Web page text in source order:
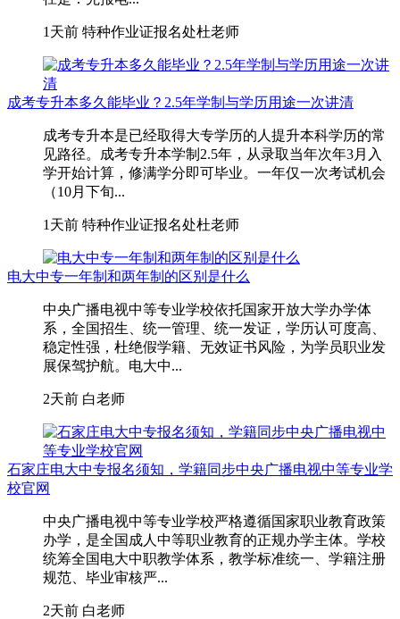
1天前 特种作业证报名处杜老师
成考专升本多久能毕业？2.5年学制与学历用途一次讲清
成考专升本是已经取得大专学历的人提升本科学历的常
见路径。成考专升本学制2.5年，从录取当年次年3月入
学开始计算，修满学分即可毕业。一年仅一次考试机会
（10月下旬...
1天前 特种作业证报名处杜老师
电大中专一年制和两年制的区别是什么
中央广播电视中等专业学校依托国家开放大学办学体
系，全国招生、统一管理、统一发证，学历认可度高、
稳定性强，杜绝假学籍、无效证书风险，为学员职业发
展保驾护航。电大中...
2天前 白老师
石家庄电大中专报名须知，学籍同步中央广播电视中等专业学
校官网
中央广播电视中等专业学校严格遵循国家职业教育政策
办学，是全国成人中等职业教育的正规办学主体。学校
统筹全国电大中职教学体系，教学标准统一、学籍注册
规范、毕业审核严...
2天前 白老师